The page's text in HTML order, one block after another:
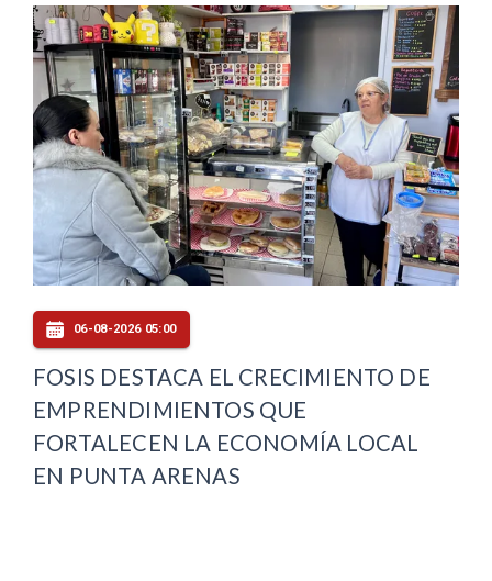
06-08-2026 05:00
FOSIS DESTACA EL CRECIMIENTO DE
EMPRENDIMIENTOS QUE
FORTALECEN LA ECONOMÍA LOCAL
EN PUNTA ARENAS